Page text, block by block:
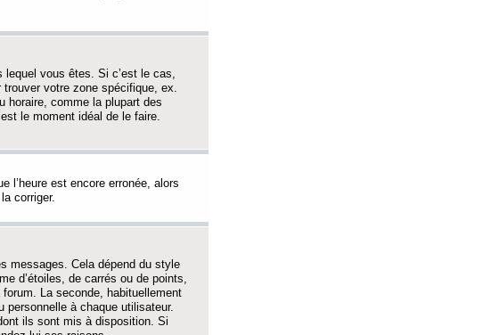
lequel vous êtes. Si c’est le cas,
votre zone spécifique, ex.
horaire, comme la plupart des
le moment idéal de le faire.
l’heure est encore erronée, alors
corriger.
messages. Cela dépend du style
d’étoiles, de carrés ou de points,
La seconde, habituellement
personnelle à chaque utilisateur.
ils sont mis à disposition. Si